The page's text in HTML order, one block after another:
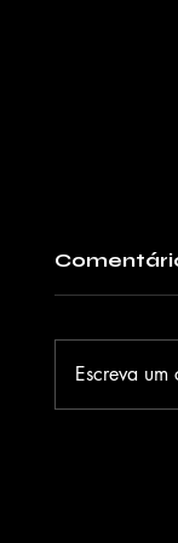
Escreva